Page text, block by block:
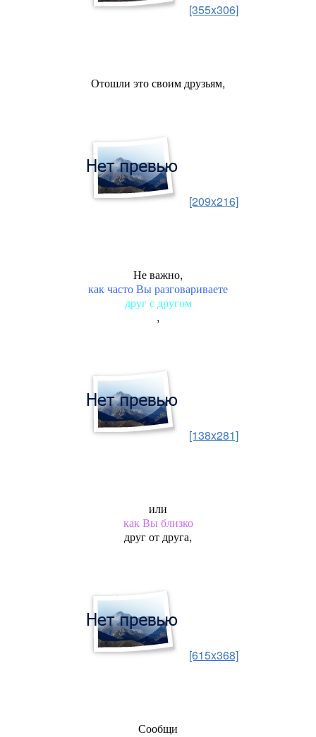
[355x306]
Отошли это своим друзьям,
[209x216]
Не важно,
как часто Вы разговариваете
друг с другом
,
[138x281]
или
как Вы близко
друг от друга,
[615x368]
Сообщи